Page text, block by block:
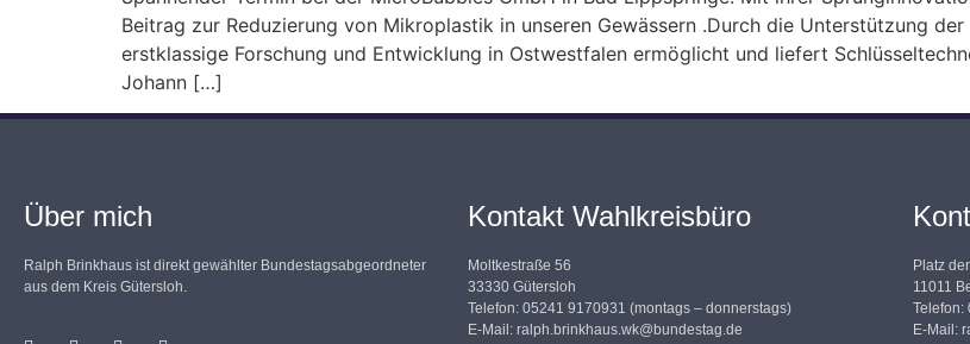
Beitrag zur Reduzierung von Mikroplastik in unseren Gewässern .Durch die Unterstützung
erstklassige Forschung und Entwicklung in Ostwestfalen ermöglicht und liefert
Johann […]
Über mich
Ralph Brinkhaus ist direkt gewählter Bundestagsabgeordneter
aus dem Kreis Gütersloh.
Kontakt Wahlkreisbüro
Moltkestraße 56
33330 Gütersloh
Telefon: 05241 9170931 (montags – donnerstags)
E-Mail:ralph.brinkhaus.wk@bundestag.de
Platz
11011
Telefon:
E-Mail: